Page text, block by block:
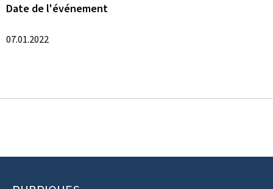
Date de l'événement
07.01.2022